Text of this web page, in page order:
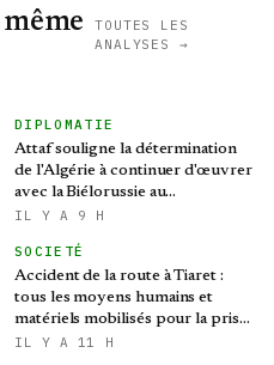
TOUTES LES
ANALYSES →
DIPLOMATIE
Attaf souligne la détermination
de l'Algérie à continuer d'œuvrer
avec la Biélorussie au
renforcement des relations
IL Y A 9 H
SOCIETÉ
Accident de la route à Tiaret :
tous les moyens humains et
matériels mobilisés pour la prise
en charge des blessés
IL Y A 11 H